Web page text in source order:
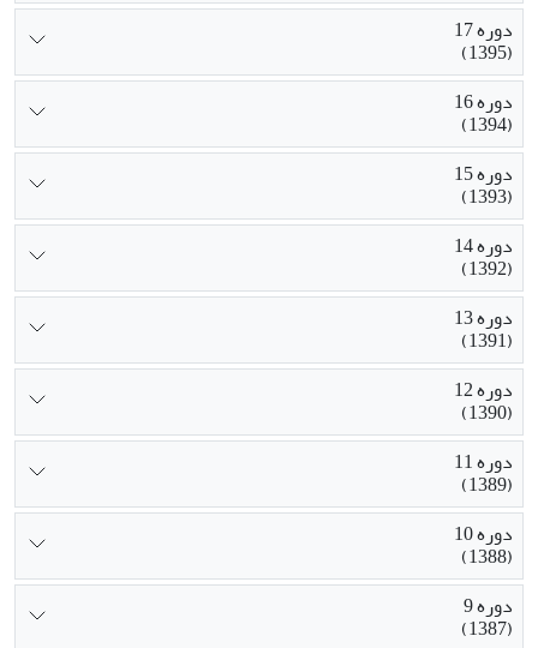
دوره 17
(1395)
دوره 16
(1394)
دوره 15
(1393)
دوره 14
(1392)
دوره 13
(1391)
دوره 12
(1390)
دوره 11
(1389)
دوره 10
(1388)
دوره 9
(1387)